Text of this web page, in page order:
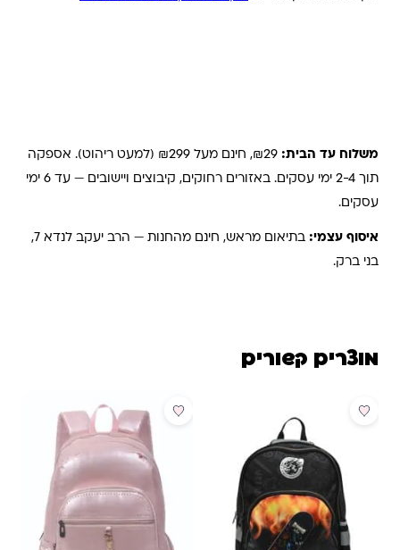
משלוח עד הבית: ₪29, חינם מעל ₪299 (למעט ריהוט). אספקה
תוך 2-4 ימי עסקים. באזורים רחוקים, קיבוצים ויישובים — עד 6 ימי
עסקים.
איסוף עצמי: בתיאום מראש, חינם מהחנות — הרב יעקב לנדא 7,
בני ברק.
מוצרים קשורים
מבצע מבצע